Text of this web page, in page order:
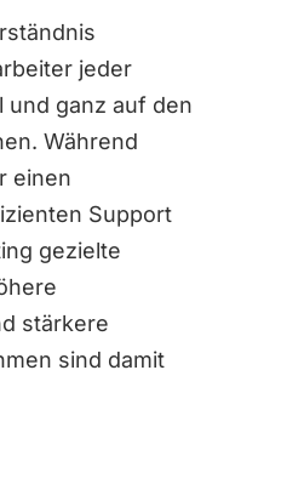
jeder
und ganz auf den
Während
einen
Support
gezielte
stärkere
sind damit